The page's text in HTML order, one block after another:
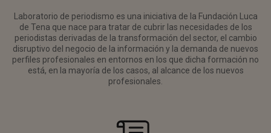
Laboratorio de periodismo es una iniciativa de la Fundación Luca
de Tena que nace para tratar de cubrir las necesidades de los
periodistas derivadas de la transformación del sector, el cambio
disruptivo del negocio de la información y la demanda de nuevos
perfiles profesionales en entornos en los que dicha formación no
está, en la mayoría de los casos, al alcance de los nuevos
profesionales.